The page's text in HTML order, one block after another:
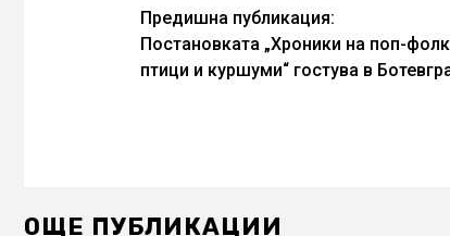
Continue
Reading
Предишна публикация:
Постановката „Хроники на поп-
птици и куршуми“ гостува в
ОЩЕ ПУБЛИКАЦИИ